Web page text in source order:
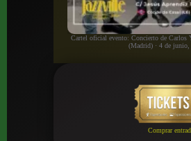
Cartel oficial evento: Concierto de Carlos
(Madrid) · 4 de junio,
Comprar